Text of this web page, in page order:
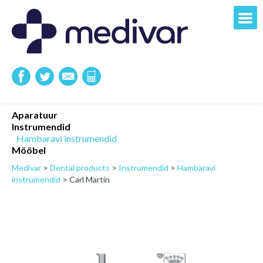
Aparatuur
Instrumendid
Hambaravi instrumendid
Mööbel
Medivar > Dental products > Instrumendid > Hambaravi
instrumendid > Carl Martin